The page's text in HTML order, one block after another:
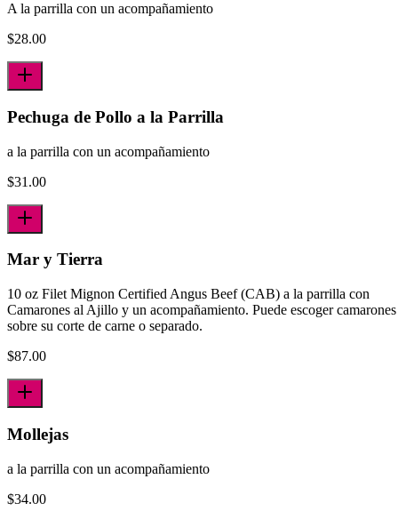
A la parrilla con un acompañamiento
$28.00
Pechuga de Pollo a la Parrilla
a la parrilla con un acompañamiento
$31.00
Mar y Tierra
10 oz Filet Mignon Certified Angus Beef (CAB) a la parrilla con
Camarones al Ajillo y un acompañamiento. Puede escoger camarones
sobre su corte de carne o separado.
$87.00
Mollejas
a la parrilla con un acompañamiento
$34.00